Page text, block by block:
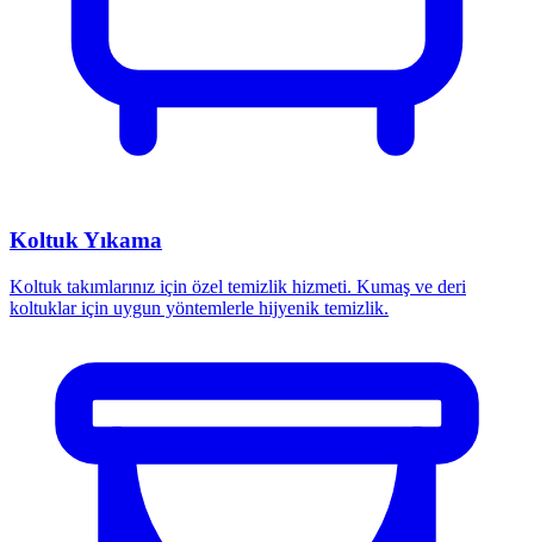
Koltuk Yıkama
Koltuk takımlarınız için özel temizlik hizmeti. Kumaş ve deri
koltuklar için uygun yöntemlerle hijyenik temizlik.